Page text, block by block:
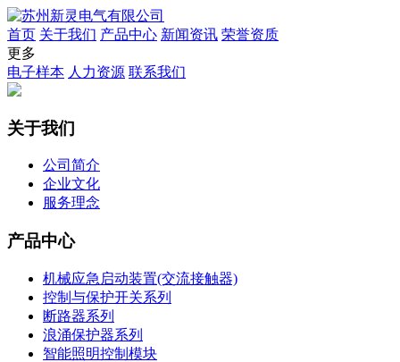
首页 关于我们 产品中心 新闻资讯 荣誉资质
更多
电子样本 人力资源 联系我们
关于我们
公司简介
企业文化
服务理念
产品中心
机械应急启动装置(交流接触器)
控制与保护开关系列
断路器系列
浪涌保护器系列
智能照明控制模块